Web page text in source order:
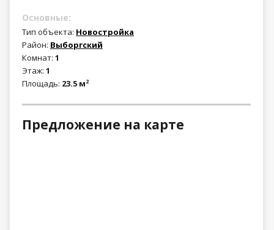
Основные:
Тип объекта: Новостройка
Район: Выборгский
Комнат: 1
Этаж: 1
Площадь: 23.5 м2
Предложение на карте